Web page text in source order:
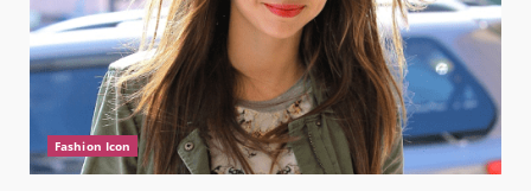
Fashion Icon